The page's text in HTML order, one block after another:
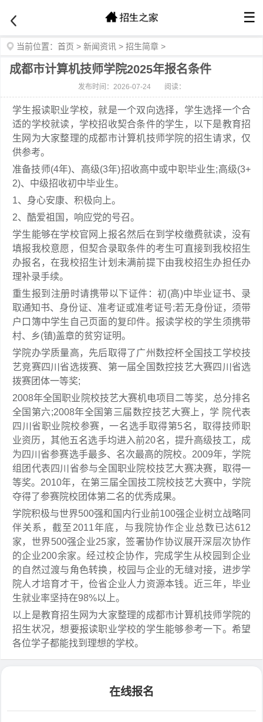
☰
当前位置： 首页 > 新闻资讯 > 招生简章 >
成都市计算机技师学院2025年报名条件
发布时间：2026-07-24 阅读：
学生报读职业学校，就是一个双向选择，学生选择一个合
适的学校就读，学校招收契合条件的学生，以下是教育招
生网为大家整理的成都市计算机技师学院的招生请求，仅
供参考。
准备技师(4年)、高级(3年)招收高中或中职毕业生;高级(3+
2)、中级招收初中毕业生。
1、身心安康、积极向上。
2、酷爱祖国，响应党的号召。
学生能够在学校官网上报名然后在到学校缴费就读，没有
填报我校意愿，但契合录取条件的考生可直接到我校招生
办报名，在我校招生计划未满前提下由我校招生办担任办
理补录手续。
重生报到注册时请携带以下证件：初(高)中毕业证书、录
取通知书、身份证、准考证或准考证号;若无身份证，须带
户口簿中学生自己页面的复印件。报读学校的学生须携带
村、乡(镇)盖章的贫穷证明。
学院办学质量高，先后取得了广州数控杯全国技工学校技
艺竞赛四川省选拨赛、第一届全国数控技艺大赛四川省选
拨赛团体一等奖;
2008年全国职业院校技艺大赛机电项目二等奖，总分排名
全国第六;2008年全国第三届数控技艺大赛上，学 院代表
四川省职业院校参赛，一名选手取得第5名，取得技师职
业资历，其他五名选手均进入前20名，提升高级技工，成
为四川省参赛选手最多、名次最高的院校。2009年，学院
组团代表四川省参与全国职业院校技艺大赛决赛，取得一
等奖。2010年，在第三届全国技工院校技艺大赛中，学院
夺得了参赛院校团体第二名的优秀成果。
学院积极与世界500强和国内行业前100强企业树立战略同
伴关系，截至2011年底，与我院协作企业总数已达612
家，世界500强企业25家，签署协作协议展开深层次协作
的企业200余家。经过校企协作，完成学生从校园到企业
的自然过渡与角色转换，校园与企业的无缝对接，进步学
院人才培育才干，俭省企业人力资源本钱。近三年，毕业
生就业率坚持在98%以上。
以上是教育招生网为大家整理的成都市计算机技师学院的
招生状况，想要报读职业学校的学生能够参考一下。希望
各位学子都能找到理想的学校。
在线报名